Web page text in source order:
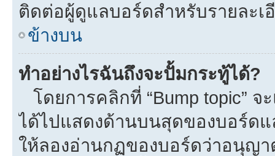
ติดต่อผู้ดูแลบอร์ดสำหรับรายละเ
ข้างบน
ทำอย่างไรฉันถึงจะปั้มกระทู้ได้?
โดยการคลิกที่ “Bump topic”
ได้ไปแสดงด้านบนสุดของบอร์ด
ให้ลองอ่านกฏของบอร์ดว่าอนุญ